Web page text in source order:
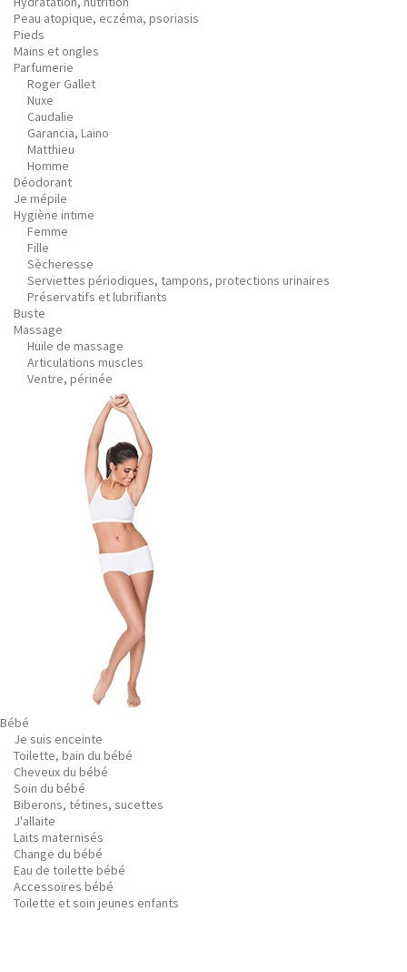
Peau atopique, eczéma, psoriasis
Pieds
Mains et ongles
Parfumerie
Roger Gallet
Nuxe
Caudalie
Garancia, Laino
Matthieu
Homme
Déodorant
Je mépile
Hygiène intime
Femme
Fille
Sècheresse
Serviettes périodiques, tampons, protections urinaires
Préservatifs et lubrifiants
Buste
Massage
Huile de massage
Articulations muscles
Ventre, périnée
Bébé
Je suis enceinte
Toilette, bain du bébé
Cheveux du bébé
Soin du bébé
Biberons, tétines, sucettes
J'allaite
Laits maternisés
Change du bébé
Eau de toilette bébé
Accessoires bébé
Toilette et soin jeunes enfants